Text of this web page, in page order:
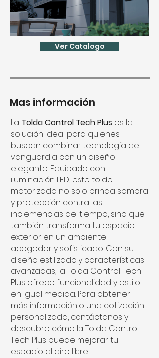
Ver Catalogo
Mas información
La Tolda Control Tech Plus es la
solución ideal para quienes
buscan combinar tecnología de
vanguardia con un diseño
elegante. Equipado con
iluminación LED, este toldo
motorizado no solo brinda sombra
y protección contra las
inclemencias del tiempo, sino que
también transforma tu espacio
exterior en un ambiente
acogedor y sofisticado. Con su
diseño estilizado y características
avanzadas, la Tolda Control Tech
Plus ofrece funcionalidad y estilo
en igual medida. Para obtener
más información o una cotización
personalizada, contáctanos y
descubre cómo la Tolda Control
Tech Plus puede mejorar tu
espacio al aire libre.